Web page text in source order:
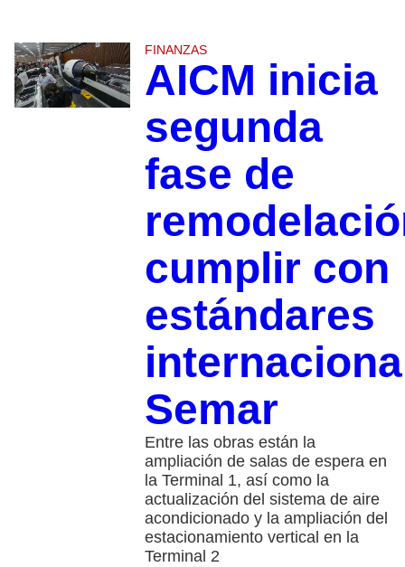
FINANZAS
AICM inicia
segunda
fase de
cumplir con
estándares
Semar
Entre las obras están la
ampliación de salas de espera en
la Terminal 1, así como la
actualización del sistema de aire
acondicionado y la ampliación del
estacionamiento vertical en la
Terminal 2